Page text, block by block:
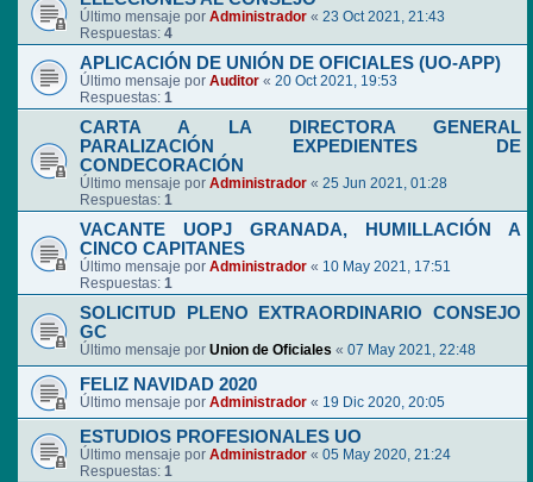
Último mensaje por Administrador « 23 Oct 2021, 21:43
Respuestas: 4
APLICACIÓN DE UNIÓN DE OFICIALES (UO-APP)
Último mensaje por Auditor « 20 Oct 2021, 19:53
Respuestas: 1
CARTA A LA DIRECTORA GENERAL
PARALIZACIÓN EXPEDIENTES DE
CONDECORACIÓN
Último mensaje por Administrador « 25 Jun 2021, 01:28
Respuestas: 1
VACANTE UOPJ GRANADA, HUMILLACIÓN A
CINCO CAPITANES
Último mensaje por Administrador « 10 May 2021, 17:51
Respuestas: 1
SOLICITUD PLENO EXTRAORDINARIO CONSEJO
GC
Último mensaje por Union de Oficiales « 07 May 2021, 22:48
FELIZ NAVIDAD 2020
Último mensaje por Administrador « 19 Dic 2020, 20:05
ESTUDIOS PROFESIONALES UO
Último mensaje por Administrador « 05 May 2020, 21:24
Respuestas: 1